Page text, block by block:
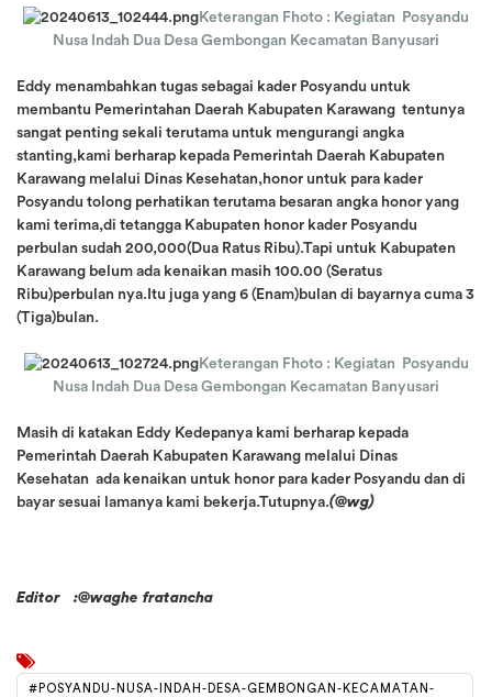
Keterangan Fhoto : Kegiatan Posyandu
Nusa Indah Dua Desa Gembongan Kecamatan Banyusari
Eddy menambahkan tugas sebagai kader Posyandu untuk
membantu Pemerintahan Daerah Kabupaten Karawang tentunya
sangat penting sekali terutama untuk mengurangi angka
stanting,kami berharap kepada Pemerintah Daerah Kabupaten
Karawang melalui Dinas Kesehatan,honor untuk para kader
Posyandu tolong perhatikan terutama besaran angka honor yang
kami terima,di tetangga Kabupaten honor kader Posyandu
perbulan sudah 200,000(Dua Ratus Ribu).Tapi untuk Kabupaten
Karawang belum ada kenaikan masih 100.00 (Seratus
Ribu)perbulan nya.Itu juga yang 6 (Enam)bulan di bayarnya cuma 3
(Tiga)bulan.
Keterangan Fhoto : Kegiatan Posyandu
Nusa Indah Dua Desa Gembongan Kecamatan Banyusari
Masih di katakan Eddy Kedepanya kami berharap kepada
Pemerintah Daerah Kabupaten Karawang melalui Dinas
Kesehatan ada kenaikan untuk honor para kader Posyandu dan di
bayar sesuai lamanya kami bekerja.Tutupnya.(@wg)
Editor :@waghe fratancha
#POSYANDU-NUSA-INDAH-DESA-GEMBONGAN-KECAMATAN-